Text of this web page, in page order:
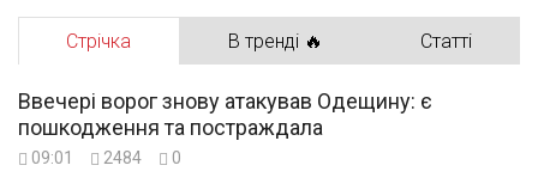
Стрічка В тренді 🔥 Статті
Ввечері ворог знову атакував Одещину: є
пошкодження та постраждала
09:01 2484 0